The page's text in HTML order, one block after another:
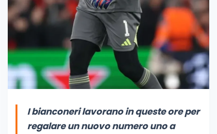
I bianconeri lavorano in queste ore per
regalare un nuovo numero uno a